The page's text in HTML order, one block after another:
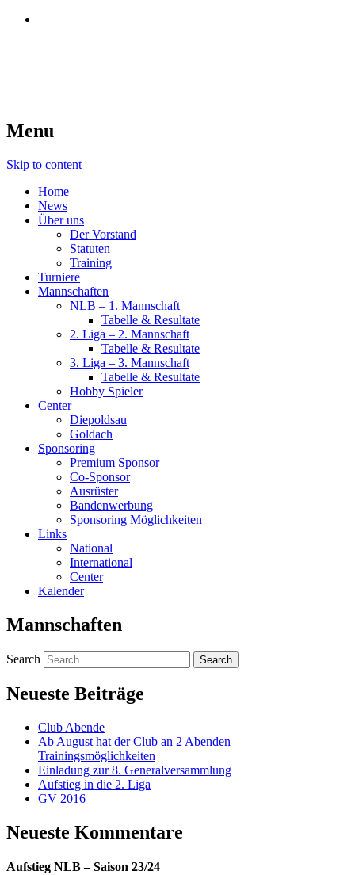
Menu
Skip to content
Home
News
Über uns
Der Vorstand
Statuten
Training
Turniere
Mannschaften
NLB – 1. Mannschaft
Tabelle & Resultate
2. Liga – 2. Mannschaft
Tabelle & Resultate
3. Liga – 3. Mannschaft
Tabelle & Resultate
Hobby Spieler
Center
Diepoldsau
Goldach
Sponsoring
Premium Sponsor
Co-Sponsor
Ausrüster
Bandenwerbung
Sponsoring Möglichkeiten
Links
National
International
Center
Kalender
Mannschaften
Search
Neueste Beiträge
Club Abende
Ab August hat der Club an 2 Abenden
Trainingsmöglichkeiten
Einladung zur 8. Generalversammlung
Aufstieg in die 2. Liga
GV 2016
Neueste Kommentare
Aufstieg NLB – Saison 23/24